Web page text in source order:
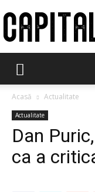
Acasă Actualitate
Actualitate
Dan
ca a